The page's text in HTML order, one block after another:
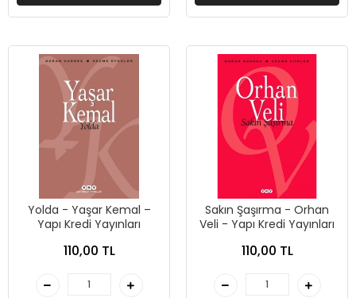
Yolda - Yaşar Kemal –
Yapı Kredi Yayınları
110,00 TL
Sakın Şaşırma - Orhan
Veli - Yapı Kredi Yayınları
110,00 TL